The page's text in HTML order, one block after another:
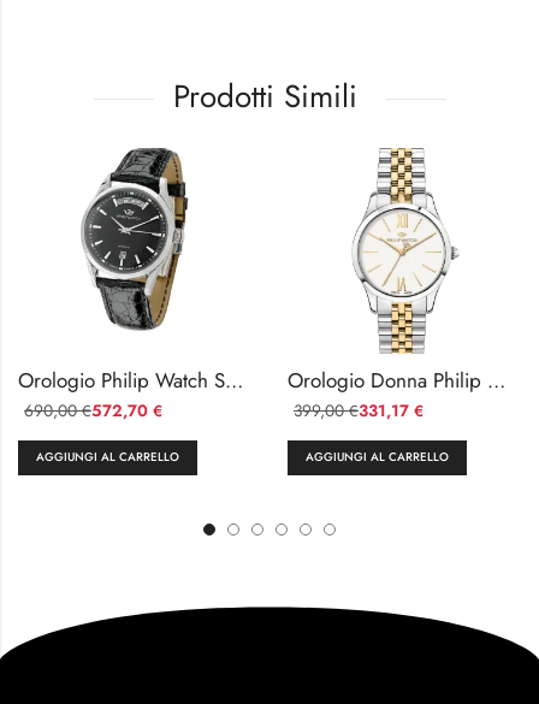
Prodotti Simili
Orologio Philip Watch Sunray Automatico Acciaio e Pelle
572,70 €
690,00€
AGGIUNGI AL CARRELLO
Orologio Donna Philip Watch Grace Acciaio e Oro
331,17 €
399,00€
AGGIUNGI AL CARRELLO